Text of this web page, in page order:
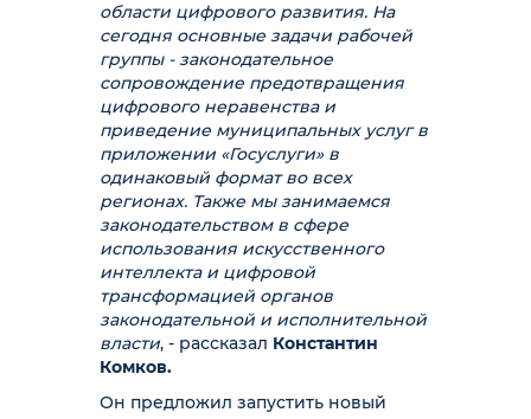
области цифрового развития. На
сегодня основные задачи рабочей
группы - законодательное
сопровождение предотвращения
цифрового неравенства и
приведение муниципальных услуг в
приложении «Госуслуги» в
одинаковый формат во всех
регионах. Также мы занимаемся
законодательством в сфере
использования искусственного
интеллекта и цифровой
трансформацией органов
законодательной и исполнительной
власти, - рассказал Константин
Комков.
Он предложил запустить новый